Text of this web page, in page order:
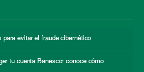
para evitar el fraude cibernético
tu cuenta Banesco: conoce cómo